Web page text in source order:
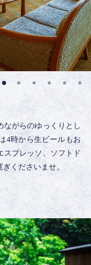
ながらのゆっくりとし
4時から生ビールもお
スプレッソ、ソフトド
くださいませ。